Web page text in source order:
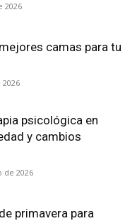
2026
camas para tu
psicológica en
y cambios
de 2026
primavera para